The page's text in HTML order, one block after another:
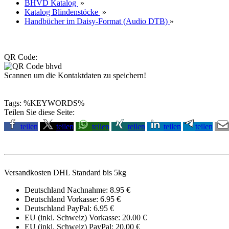
BHVD Katalog »
Katalog Blindenstöcke »
Handbücher im Daisy-Format (Audio DTB) »
QR Code:
Scannen um die Kontaktdaten zu speichern!
Tags: %KEYWORDS%
Teilen Sie diese Seite:
teilen
teilen teilen teilen teilen teilen
Versandkosten DHL Standard bis 5kg
Deutschland Nachnahme: 8.95 €
Deutschland Vorkasse: 6.95 €
Deutschland PayPal: 6.95 €
EU (inkl. Schweiz) Vorkasse: 20.00 €
EU (inkl. Schweiz) PayPal: 20.00 €